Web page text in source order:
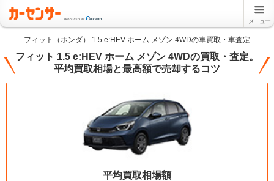
メニュー
フィット（ホンダ） 1.5 e:HEV ホーム メゾン 4WDの車買取・車査定
フィット 1.5 e:HEV ホーム メゾン 4WDの買取・査定。
平均買取相場と最高額で売却するコツ
平均買取相場額